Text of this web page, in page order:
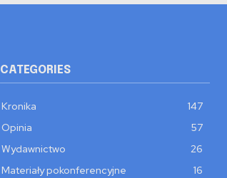
CATEGORIES
Kronika
147
Opinia
57
Wydawnictwo
26
Materiały pokonferencyjne
16